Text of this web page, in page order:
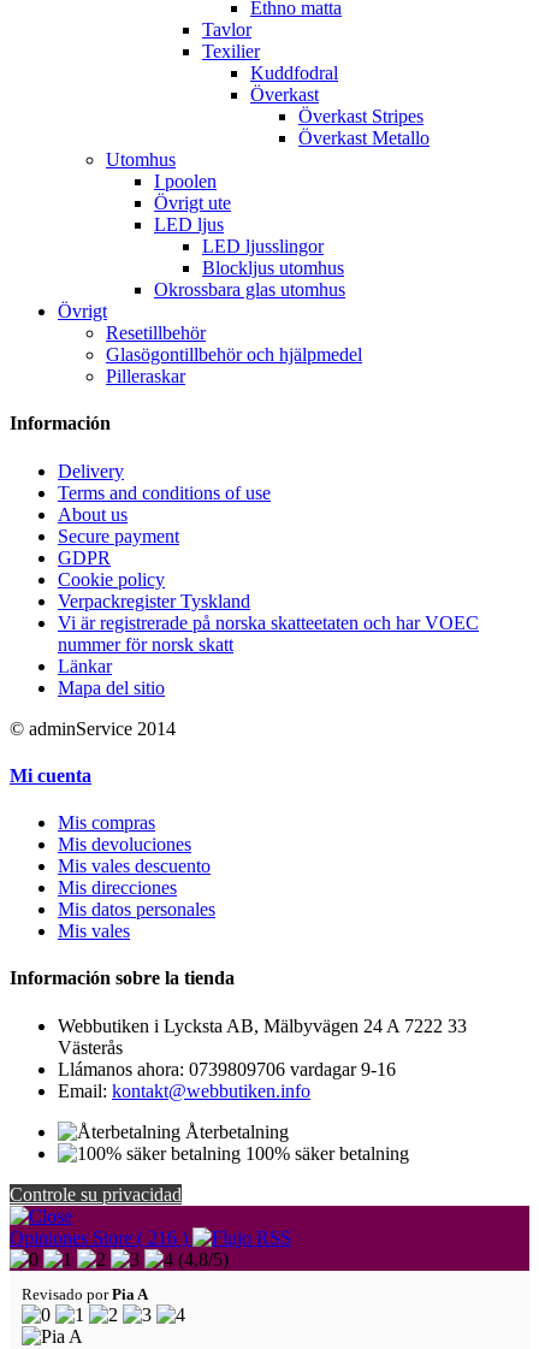
Ethno matta
Tavlor
Texilier
Kuddfodral
Överkast
Överkast Stripes
Överkast Metallo
Utomhus
I poolen
Övrigt ute
LED ljus
LED ljusslingor
Blockljus utomhus
Okrossbara glas utomhus
Övrigt
Resetillbehör
Glasögontillbehör och hjälpmedel
Pilleraskar
Información
Delivery
Terms and conditions of use
About us
Secure payment
GDPR
Cookie policy
Verpackregister Tyskland
Vi är registrerade på norska skatteetaten och har VOEC
nummer för norsk skatt
Länkar
Mapa del sitio
© adminService 2014
Mi cuenta
Mis compras
Mis devoluciones
Mis vales descuento
Mis direcciones
Mis datos personales
Mis vales
Información sobre la tienda
Webbutiken i Lycksta AB, Mälbyvägen 24 A 7222 33
Västerås
Llámanos ahora: 0739809706 vardagar 9-16
Email: kontakt@webbutiken.info
Återbetalning
100% säker betalning
Controle su privacidad
Opiniones Store ( 216 )
(4,8/5)
Revisado porPia A